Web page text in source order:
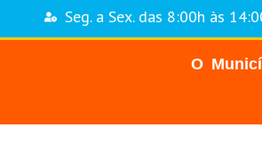
Seg. a Sex. das 8:00h às
O